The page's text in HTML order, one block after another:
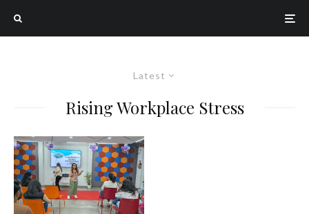
Latest
Rising Workplace Stress